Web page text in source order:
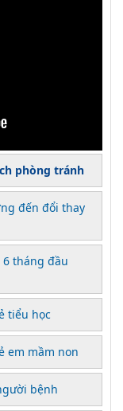
phòng tránh
đến đổi thay
6 tháng đầu
tiểu học
em mầm non
bệnh